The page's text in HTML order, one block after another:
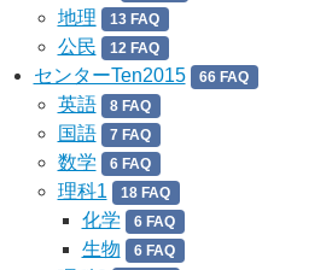
地理 13 FAQ
公民 12 FAQ
センターTen2015 66 FAQ
英語 8 FAQ
国語 7 FAQ
数学 6 FAQ
理科1 18 FAQ
化学 6 FAQ
生物 6 FAQ